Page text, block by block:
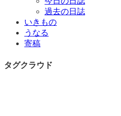
過去の日誌
いきもの
うなる
寄稿
タグクラウド